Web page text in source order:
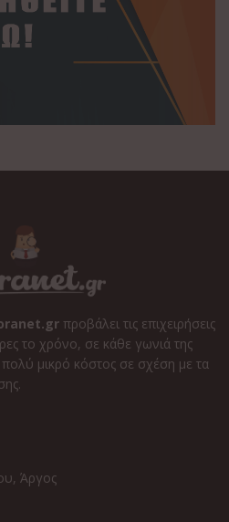
προβάλει τις επιχειρήσεις
το χρόνο, σε κάθε γωνιά της
μικρό κόστος σε σχέση με τα
Άργος